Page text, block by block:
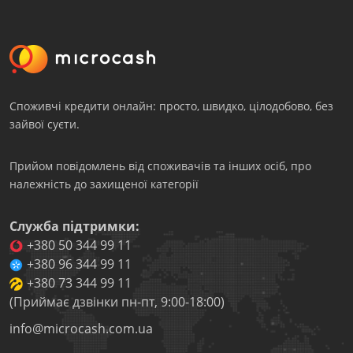
Споживчі кредити онлайн: просто, швидко, цілодобово, без
зайвої суєти.
Прийом повідомлень від споживачів та інших осіб, про
належність до захищеної категорії
Служба підтримки:
+380 50 344 99 11
+380 96 344 99 11
+380 73 344 99 11
(Приймає дзвінки пн-пт, 9:00-18:00)
info@microcash.com.ua